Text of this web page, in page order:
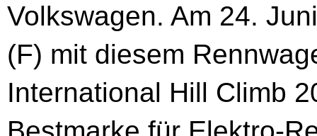
Volkswagen. Am 24.
(F) mit diesem
International Hill Climb